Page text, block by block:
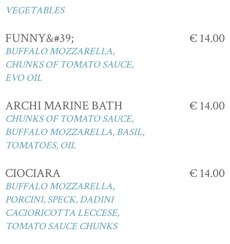
VEGETABLES
FUNNY&#39;
BUFFALO MOZZARELLA,
CHUNKS OF TOMATO SAUCE,
EVO OIL
€ 14.00
ARCHI MARINE BATH
CHUNKS OF TOMATO SAUCE,
BUFFALO MOZZARELLA, BASIL,
TOMATOES, OIL
€ 14.00
CIOCIARA
BUFFALO MOZZARELLA,
PORCINI, SPECK, DADINI
CACIORICOTTA LECCESE,
TOMATO SAUCE CHUNKS
€ 14.00